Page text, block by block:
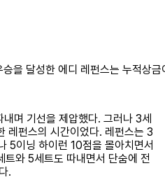
을 달성한 에디 레펀스는 누적상
며 기선을 제압했다. 그러나 3세
레펀스의 시간이었다. 레펀스는 3
5이닝 하이런 10점을 몰아치면서
와 5세트도 따내면서 단숨에 전
.